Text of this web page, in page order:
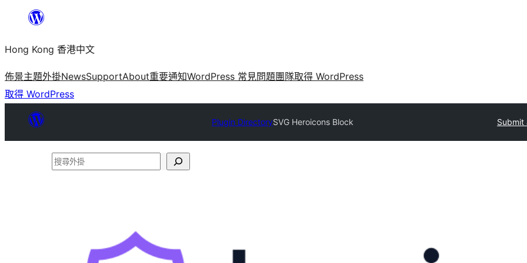
主
要
內
容
Hong Kong 香港中文
佈景主題外掛NewsSupportAbout重要通知WordPress 常見問題團隊取得 WordPress
取得 WordPress
Plugin DirectorySVG Heroicons Block Submit
搜